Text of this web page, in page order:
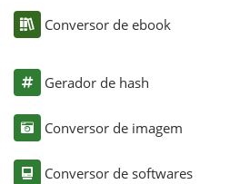
Conversor de ebook
Gerador de hash
Conversor de imagem
Conversor de softwares